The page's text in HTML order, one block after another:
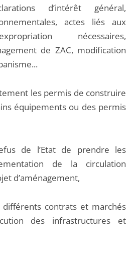
d’intérêt général,
actes liés aux
nécessaires,
de ZAC, modification
les permis de construire
équipements ou des permis
de l’Etat de prendre les
de la circulation
d’aménagement,
contrats et marchés
des infrastructures et